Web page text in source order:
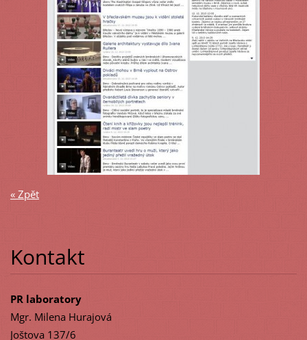
« Zpět
Kontakt
PR laboratory
Mgr. Milena Hurajová
Joštova 137/6